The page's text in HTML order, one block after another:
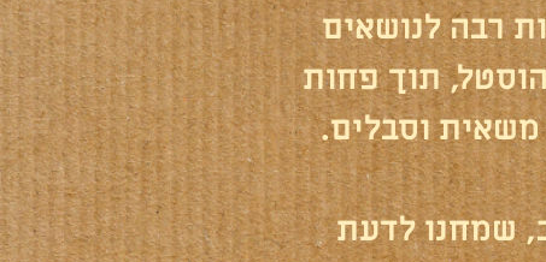
רבה לנושאים
תוך פחות
וסבלים.
שמחנו לדעת